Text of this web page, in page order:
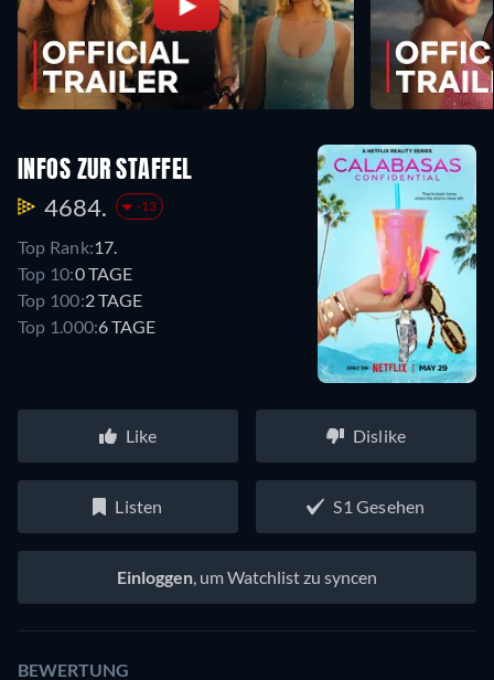
INFOS ZUR STAFFEL
4684. -13
Top Rank:17.
Top 10:0 TAGE
Top 100:2 TAGE
Top 1.000:6 TAGE
Like Dislike
Listen S1 Gesehen
Einloggen, um Watchlist zu syncen
BEWERTUNG